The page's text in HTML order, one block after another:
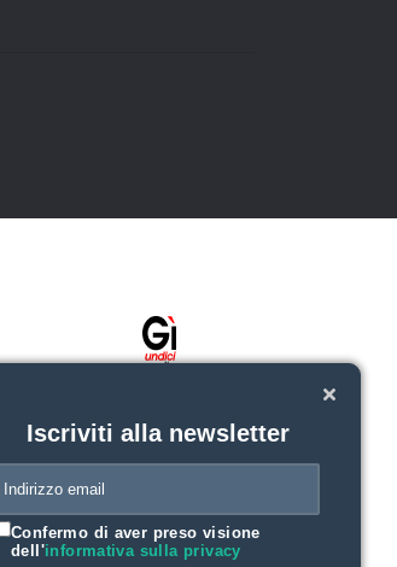
Iscriviti alla newsletter
Confermo di aver preso visione
dell'informativa sulla privacy